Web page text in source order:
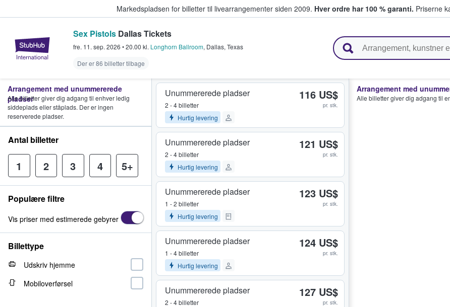
Markedspladsen for billetter til livearrangementer siden 2009. Hver ordre har 100 % garanti. Priserne
StubHub - Hvor fans køber og sælger billetter
Sex Pistols Dallas Tickets
fre. 11. sep. 2026 •20.00 kl. Longhorn Ballroom, Dallas, Texas
Der er 86 billetter tilbage
Unummererede pladser
2 - 4 billetter
Hurtig levering
116 US$
pr. stk.
Unummererede pladser
2 - 4 billetter
Hurtig levering
121 US$
pr. stk.
Unummererede pladser
1 - 2 billetter
Hurtig levering
123 US$
pr. stk.
Unummererede pladser
1 - 4 billetter
Hurtig levering
124 US$
pr. stk.
Unummererede pladser
2 - 4 billetter
127 US$
pr. stk.
Arrangement med
Alle billetter giver dig adgang til
Arrangement med unummererede
pladser
Alle billetter giver dig adgang til enhver ledig
siddeplads eller ståplads. Der er ingen
reserverede pladser.
Antal billetter
1 2 3 4 5+
Populære filtre
Vis priser med estimerede gebyrer
Billettype
Udskriv hjemme
Mobiloverførsel